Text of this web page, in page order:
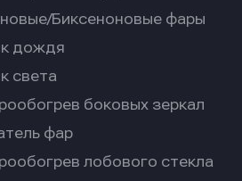
Биксеноновые фары
дождя
света
боковых зеркал
фар
лобового стекла